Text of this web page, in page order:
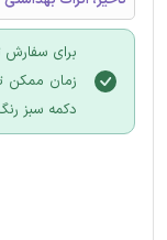
برای سفارش
زمان ممکن
دکمه سبز